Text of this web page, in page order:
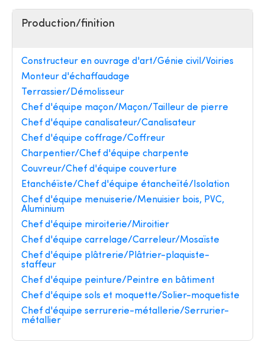
Production/finition
Constructeur en ouvrage d'art/Génie civil/Voiries
Monteur d'échaffaudage
Terrassier/Démolisseur
Chef d'équipe maçon/Maçon/Tailleur de pierre
Chef d'équipe canalisateur/Canalisateur
Chef d'équipe coffrage/Coffreur
Charpentier/Chef d'équipe charpente
Couvreur/Chef d'équipe couverture
Etanchéïste/Chef d'équipe étancheïté/Isolation
Chef d'équipe menuiserie/Menuisier bois, PVC,
Aluminium
Chef d'équipe miroiterie/Miroitier
Chef d'équipe carrelage/Carreleur/Mosaïste
Chef d'équipe plâtrerie/Plâtrier-plaquiste-
staffeur
Chef d'équipe peinture/Peintre en bâtiment
Chef d'équipe sols et moquette/Solier-moquetiste
Chef d'équipe serrurerie-métallerie/Serrurier-
métallier